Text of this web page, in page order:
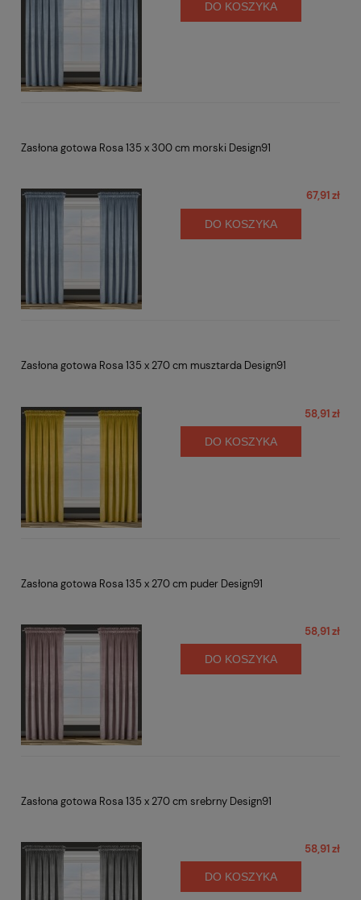
DO KOSZYKA
Zasłona gotowa Rosa 135 x 300 cm morski Design91
67,91 zł
DO KOSZYKA
Zasłona gotowa Rosa 135 x 270 cm musztarda Design91
58,91 zł
DO KOSZYKA
Zasłona gotowa Rosa 135 x 270 cm puder Design91
58,91 zł
DO KOSZYKA
Zasłona gotowa Rosa 135 x 270 cm srebrny Design91
58,91 zł
DO KOSZYKA